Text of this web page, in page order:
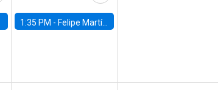
1:35 PM - Felipe Martínez, alumno Doctorado en Economía UC